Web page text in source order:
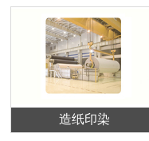
造纸印染